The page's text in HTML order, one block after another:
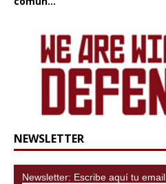
NEWSLETTER
Newsletter: Escribe aquí tu email